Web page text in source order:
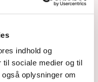
indhold og
til sociale medier og til
oplysninger om
på bier og insekter.
for at
neutralt